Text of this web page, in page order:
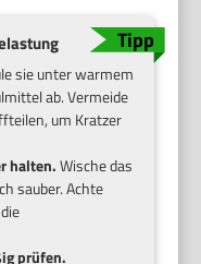
sie unter warmem
ab. Vermeide
um Kratzer
halten.Wische das
sauber. Achte
prüfen.